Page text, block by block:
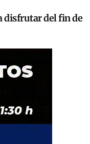
disfrutar del fin de